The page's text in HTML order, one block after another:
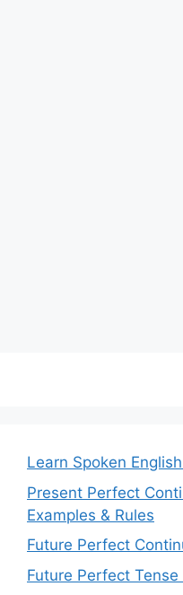
Learn Spoken
Present Perfect
Examples & Rules
Future Perfect
Future Perfect